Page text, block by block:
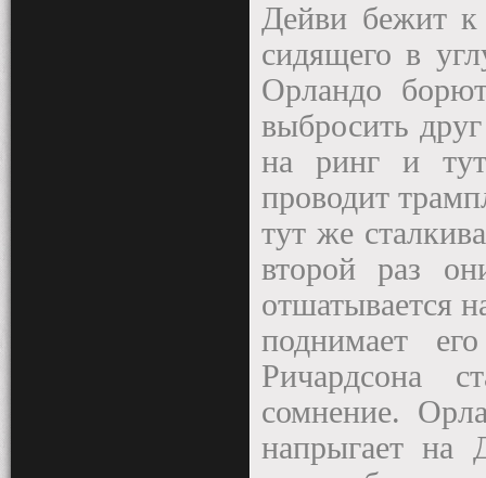
Дейви бежит к
сидящего в
Орландо
выбросить
на ринг и тут
проводит
тут же
второй раз
отшатывается
поднимает
Ричардсона
сомнение.
напрыгает на